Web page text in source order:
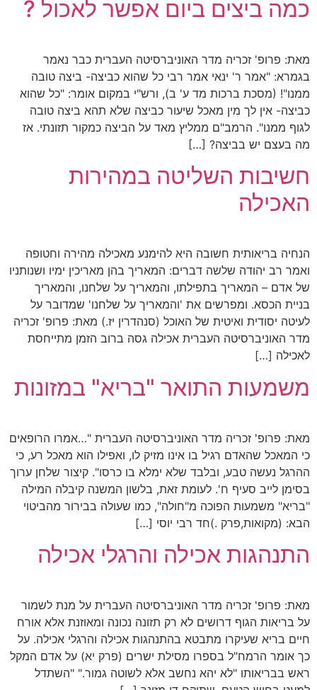
כמה ביצים ביום אפשר לאכול ?
מאת: פרופ' זכריה מדר האוניברסיטה העברית כבר נאמר
בגמרא: "אמר ר' ינאי אמר רבי כל שהוא כביצה- ביצה טובה
ממנו"! (מסכת ברכות מד ע' ב), ורש"י במקום אומר: "כל שהוא
כביצה- אין לך מין מאכל שיעור כביצה שלא תהא ביצה טובה
לגוף ממנו". הרמב"ם ממליץ מאד על הביצה כמקור תזונתי. אז
מה בעצם יש בביצה? […]
חשיבות השליטה במהירות
האכילה
הנחיה בריאותית חשובה היא להימנע מאכילה מהירה וחטופה
ואמר רב יהודה שלשה דברים: המאריך בהן מאריכין ימיו ושנותניו
של אדם – המאריך בתפילתו, והמאריך על שלחנו, והמאריך
בניית הכסא. ומפרשים את 'והמאריך על שלחנו' שמדובר על
לעיטה יסודית ואיטית של האוכל (סנהדרין יז.) מאת: פרופ' זכריה
מדר האוניברסיטה העברית אכילה גסה ברוב הזמן מתייחסת
לאכילה […]
משמעות התואר "בריא" במזונות
מאת: פרופ' זכריה מדר האוניברסיטה העברית "…אמרו הרופאים
כי המאכל שהאדם רגיל בו אינו מזיק לו, ואפילו הוא מאכל רע, כי
ההרגל נעשה טבע, ובלבד שלא ימלא בו כרסו". קיצור שלחן ערוך
בסימן לייב סעיף ח'. לעומת זאת, בלשון המשנה קיבלה המילה
"בריא" משמעות הפוכה מ"חולה", כמו שעולה בבירור מהביטוי
הבא: (מקואות,פרק .)חד רבי יוסי […]
התנהגות אכילה והרגלי אכילה
מאת: פרופ' זכריה מדר האוניברסיטה העברית על מנת לשמור
על בריאות הגוף דרושים לא רק תזונה נכונה ומאוזנת אלא אורח
חיים בריא שעיקרו מתבטא בהתנהגות אכילה והרגלי אכילה. על
כך אומר הרמח"ל בספרו מסילת ישרים (פרק יא) על אדם המקל
ראש בבריאותו "לא יהא נחשב אלא לשוטה גמור." "השתדל